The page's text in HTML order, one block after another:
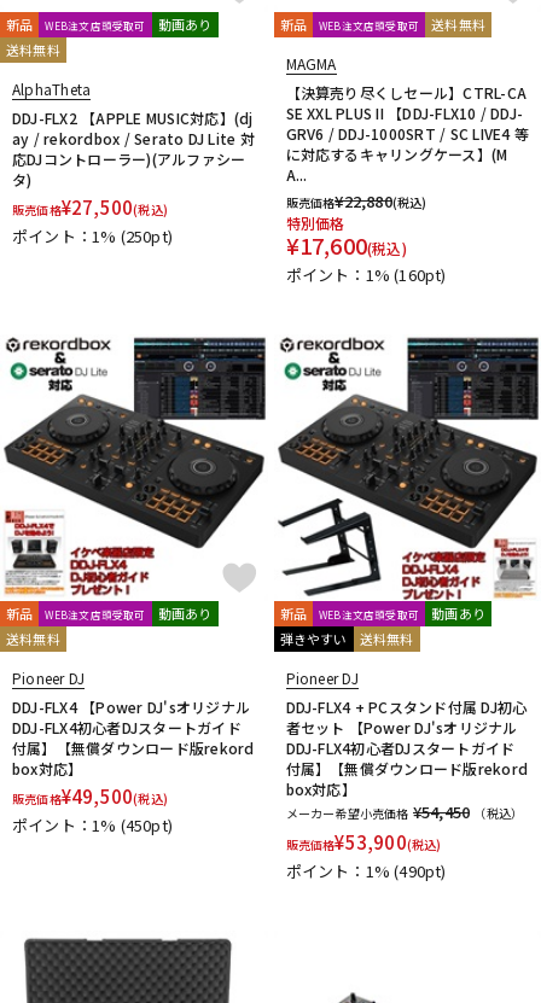
新品 WEB注文店頭受取可
動画あり
送料無料
AlphaTheta
DDJ-FLX2 【APPLE MUSIC対応】(dj
ay / rekordbox / Serato DJ Lite 対
応DJコントローラー)(アルファシー
タ)
販売価格¥27,500(税込)
ポイント：1% (250pt)
新品 WEB注文店頭受取可 送料無料
MAGMA
【決算売り尽くしセール】CTRL-CA
SE XXL PLUS II 【DDJ-FLX10 / DDJ-
GRV6 / DDJ-1000SRT / SC LIVE4 等
に対応するキャリングケース】(M
A...
販売価格¥22,880(税込)
特別価格
¥17,600(税込)
ポイント：1%(160pt)
新品 WEB注文店頭受取可
動画あり
送料無料
Pioneer DJ
DDJ-FLX4 【Power DJ'sオリジナル
DDJ-FLX4初心者DJスタートガイド
付属】【無償ダウンロード版rekord
box対応】
販売価格¥49,500(税込)
ポイント：1% (450pt)
新品 WEB注文店頭受取可
動画あり
弾きやすい
送料無料
Pioneer DJ
DDJ-FLX4 + PCスタンド付属 DJ初心
者セット 【Power DJ'sオリジナル
DDJ-FLX4初心者DJスタートガイド
付属】【無償ダウンロード版rekord
box対応】
メーカー希望小売価格 ¥54,450
（税込）
販売価格¥53,900(税込)
ポイント：1%(490pt)